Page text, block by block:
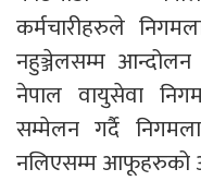
कर्मचारीहरुले
नहुञ्जेलसम्म
नेपाल वायुसेवा
सम्मेलन गर्दै
नलिएसम्म आफूहरुको